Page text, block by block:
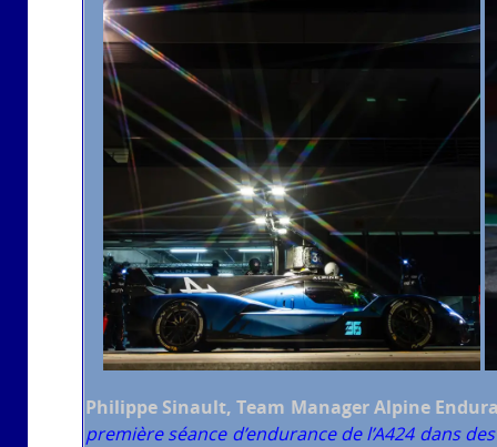
Philippe Sinault, Team Manager Alpine
première séance d’endurance de l’A424 dans